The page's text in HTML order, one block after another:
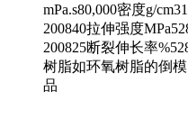
mPa.s80,000密度g/
200840拉伸强度
200825断裂伸长率
树脂如环氧树脂的倒
品